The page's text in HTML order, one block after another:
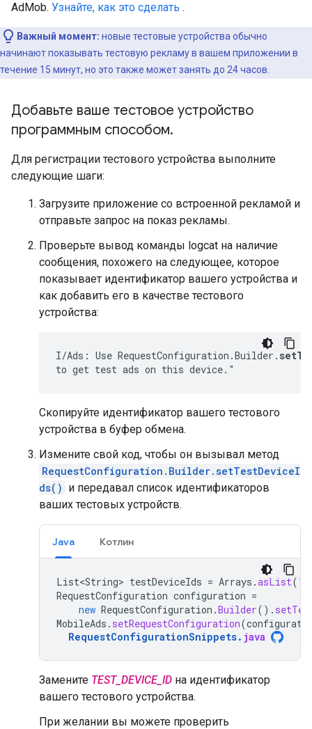
AdMob. Узнайте, как это сделать .
Важный момент: новые тестовые устройства обычно
начинают показывать тестовую рекламу в вашем приложении в
течение 15 минут, но это также может занять до 24 часов.
Добавьте ваше тестовое устройство
программным способом.
Для регистрации тестового устройства выполните
следующие шаги:
Загрузите приложение со встроенной рекламой и
отправьте запрос на показ рекламы.
Проверьте вывод команды logcat на наличие
сообщения, похожего на следующее, которое
показывает идентификатор вашего устройства и
как добавить его в качестве тестового
устройства:
I/Ads: Use RequestConfiguration.Builder.
to get test ads on this device."
Скопируйте идентификатор вашего тестового
устройства в буфер обмена.
Измените свой код, чтобы он вызывал метод
RequestConfiguration.Builder.setTestDeviceI
ds() и передавал список идентификаторов
ваших тестовых устройств.
Java Котлин
List<String> testDeviceIds = Arrays .asList( "
RequestConfiguration configuration =
new RequestConfiguration .Builder().
MobileAds . setRequestConfiguration(
RequestConfigurationSnippets. java
Замените TEST_DEVICE_ID на идентификатор
вашего тестового устройства.
При желании вы можете проверить